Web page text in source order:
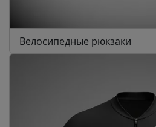
Велосипедные рюкзаки